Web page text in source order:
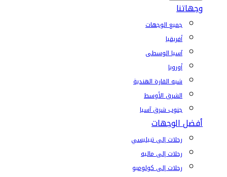
وجهاتنا
جميع الوجهات
أفريقيا
آسيا الوسطى
أوروبا
شبه القارة الهندية
الشرق الأوسط
جنوب شرق آسيا
أفضل الوجهات
رحلات إلى تبيليسي
رحلات إلى ماليه
رحلات إلى كولومبو